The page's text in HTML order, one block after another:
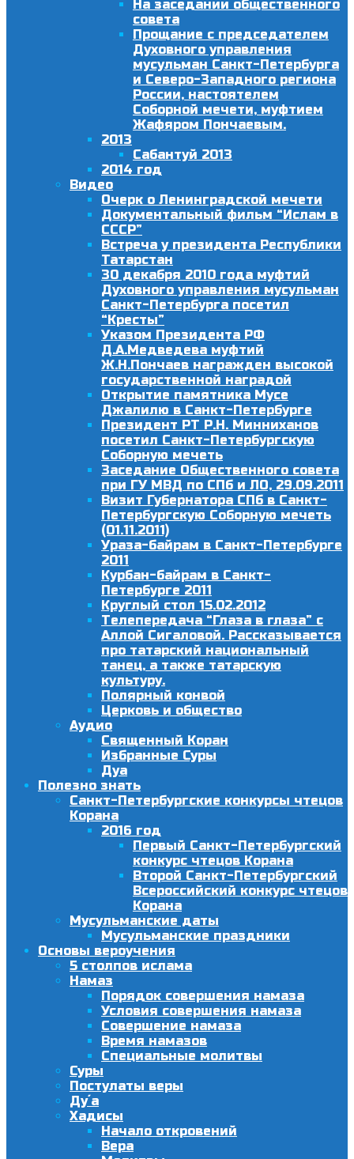
На заседании общественного
совета
Прощание с председателем
Духовного управления
мусульман Санкт-Петербурга
и Северо-Западного региона
России, настоятелем
Соборной мечети, муфтием
Жафяром Пончаевым.
2013
Сабантуй 2013
2014 год
Видео
Очерк о Ленинградской мечети
Документальный фильм “Ислам в
СССР”
Встреча у президента Республики
Татарстан
30 декабря 2010 года муфтий
Духовного управления мусульман
Санкт-Петербурга посетил
“Кресты”
Указом Президента РФ
Д.А.Медведева муфтий
Ж.Н.Пончаев награжден высокой
государственной наградой
Открытие памятника Мусе
Джалилю в Санкт-Петербурге
Президент РТ Р.Н. Минниханов
посетил Санкт-Петербургскую
Соборную мечеть
Заседание Общественного совета
при ГУ МВД по СПб и ЛО, 29.09.2011
Визит Губернатора СПб в Санкт-
Петербургскую Соборную мечеть
(01.11.2011)
Ураза-байрам в Санкт-Петербурге
2011
Курбан-байрам в Санкт-
Петербурге 2011
Круглый стол 15.02.2012
Телепередача “Глаза в глаза” с
Аллой Сигаловой. Рассказывается
про татарский национальный
танец, а также татарскую
культуру.
Полярный конвой
Церковь и общество
Аудио
Священный Коран
Избранные Суры
Дуа
Полезно знать
Санкт-Петербургские конкурсы чтецов
Корана
2016 год
Первый Санкт-Петербургский
конкурс чтецов Корана
Второй Санкт-Петербургский
Всероссийский конкурс чтецов
Корана
Мусульманские даты
Мусульманские праздники
Основы вероучения
5 столпов ислама
Намаз
Порядок совершения намаза
Условия совершения намаза
Совершение намаза
Время намазов
Специальные молитвы
Суры
Постулаты веры
Ду´а
Хадисы
Начало откровений
Вера